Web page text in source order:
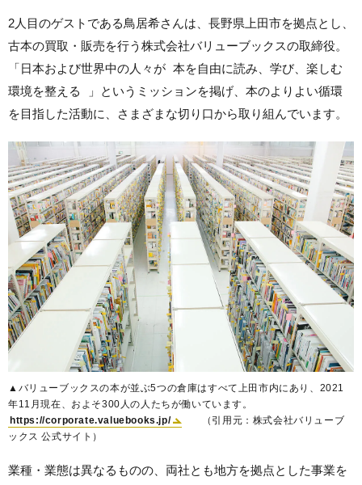
2人目のゲストである鳥居希さんは、長野県上田市を拠点とし、
古本の買取・販売を行う株式会社バリューブックスの取締役。
「日本および世界中の人々が 本を自由に読み、学び、楽しむ
環境を整える 」というミッションを掲げ、本のよりよい循環
を目指した活動に、さまざまな切り口から取り組んでいます。
▲バリューブックスの本が並ぶ5つの倉庫はすべて上田市内にあり、2021
年11月現在、およそ300人の人たちが働いています。
https://corporate.valuebooks.jp/
（引用元：株式会社バリューブ
ックス 公式サイト）
業種・業態は異なるものの、両社とも地方を拠点とした事業を